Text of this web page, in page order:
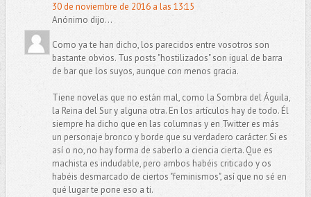
30 de noviembre de 2016 a las 13:15
Anónimo dijo...
Como ya te han dicho, los parecidos entre vosotros son
bastante obvios. Tus posts "hostilizados" son igual de barra
de bar que los suyos, aunque con menos gracia.
Tiene novelas que no están mal, como la Sombra del Águila,
la Reina del Sur y alguna otra. En los artículos hay de todo. Él
siempre ha dicho que en las columnas y en Twitter es más
un personaje bronco y borde que su verdadero carácter. Si es
así o no, no hay forma de saberlo a ciencia cierta. Que es
machista es indudable, pero ambos habéis criticado y os
habéis desmarcado de ciertos "feminismos", así que no sé en
qué lugar te pone eso a ti.